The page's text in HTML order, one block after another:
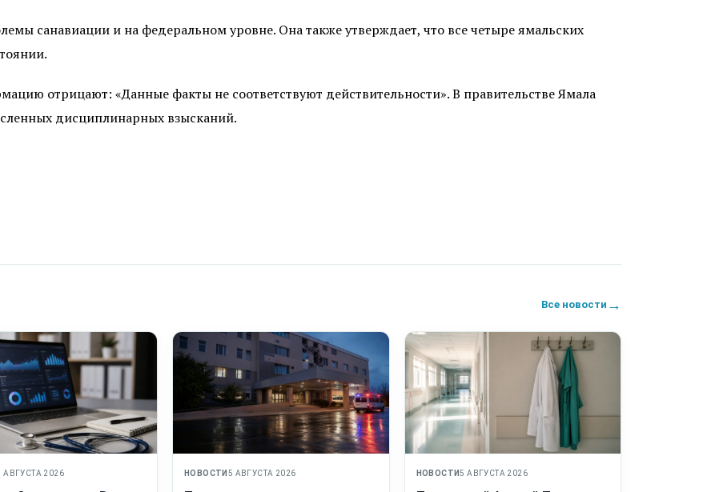
санавиации и на федеральном уровне. Она также утверждает, что все четыре ямальских
отрицают: «Данные факты не соответствуют действительности». В правительстве Ямала
дисциплинарных взысканий.
Все новости →
АВГУСТА 2026 НОВОСТИ 5 АВГУСТА 2026 НОВОСТИ5 АВГУСТА 2026